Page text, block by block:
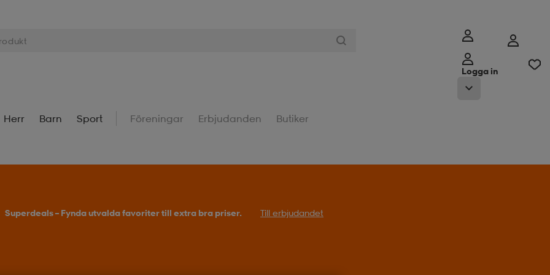
Logga in
Herr Barn Sport Föreningar Erbjudanden Butiker
Superdeals – Fynda utvalda favoriter till extra bra priser. Till erbjudandet